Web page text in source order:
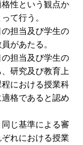
性という観点か
て行う。
担当及び学生の
があたる。
担当及び学生の
研究及び教育上
における授業科
格であると認め
じ基準による審
れにおける授業